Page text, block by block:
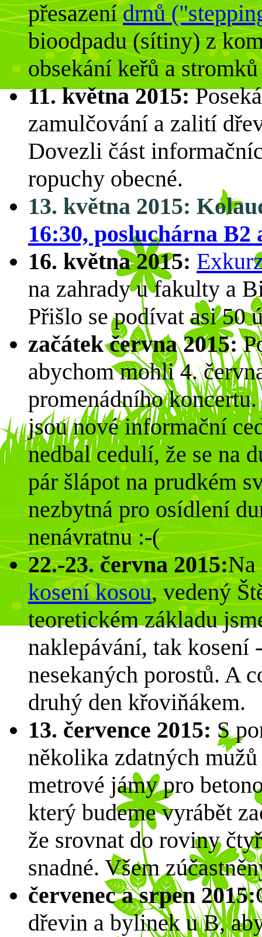
přesazenídrnů
bioodpadu (sítiny) z
obsekání keřů a stromků
11. května 2015:
zamulčování a zalití
Dovezli část
ropuchy obecné.
13. května 2015:
16:30, posluchárna B2
16. května 2015:
na zahrady u fakulty a
Přišlo se podívat asi 50
začátek června 2015:
abychom mohli 4.
promenádního
jsou nové informační
nedbal cedulí, že se na
pár šlápot na prudkém
nezbytná pro osídlení
nenávratnu :-(
22.-23. června 2015:Na
kosení kosou, vedený
teoretickém základu
naklepávání, tak kosení
nesekaných porostů. A
druhý den křoviňákem.
13. července 2015: S
několika zdatných
metrové jámy pro
který budeme vyrábět
že srovnat do roviny
snadné. Všem
červenec a srpen 2015:
dřevin a bylinek u B,